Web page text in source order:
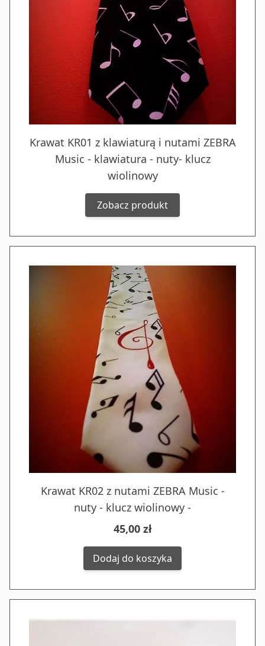
Krawat KR01 z klawiaturą i nutami ZEBRA
Music - klawiatura - nuty- klucz
wiolinowy
Zobacz produkt
Krawat KR02 z nutami ZEBRA Music -
nuty - klucz wiolinowy -
45,00 zł
Dodaj do koszyka